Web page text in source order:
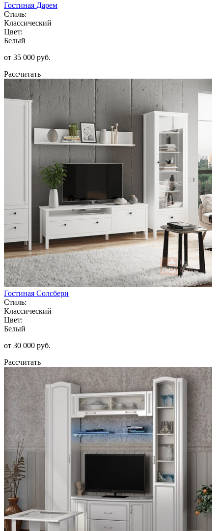
Гостиная Дарем
Стиль:
Классический
Цвет:
Белый
от 35 000 руб.
Рассчитать
Гостиная Солсбери
Стиль:
Классический
Цвет:
Белый
от 30 000 руб.
Рассчитать